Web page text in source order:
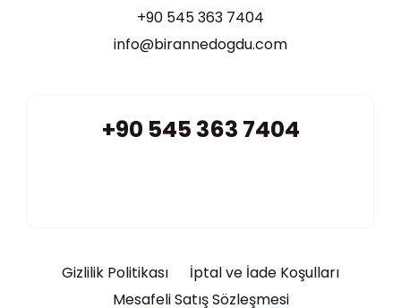
+90 545 363 7404
info@birannedogdu.com
+90 545 363 7404
Gizlilik Politikası
İptal ve İade Koşulları
Mesafeli Satış Sözleşmesi